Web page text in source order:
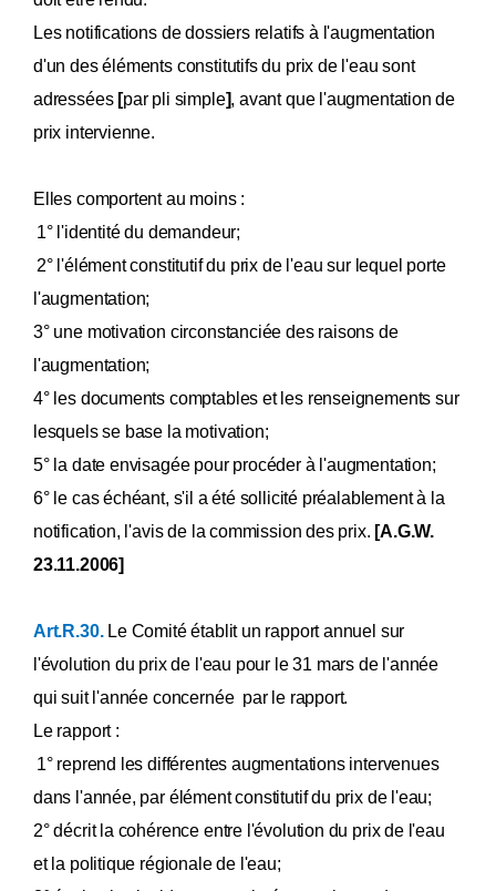
Les notifications de dossiers relatifs à l'augmentation
d'un des éléments constitutifs du prix de l'eau sont
adressées [par pli simple], avant que l'augmentation de
prix intervienne.
Elles comportent au moins :
1° l'identité du demandeur;
2° l'élément constitutif du prix de l'eau sur lequel porte
l'augmentation;
3° une motivation circonstanciée des raisons de
l'augmentation;
4° les documents comptables et les renseignements sur
lesquels se base la motivation;
5° la date envisagée pour procéder à l'augmentation;
6° le cas échéant, s'il a été sollicité préalablement à la
notification, l'avis de la commission des prix. [A.G.W.
23.11.2006]
Art.R.30. Le Comité établit un rapport annuel sur
l'évolution du prix de l'eau pour le 31 mars de l'année
qui suit l'année concernée par le rapport.
Le rapport :
1° reprend les différentes augmentations intervenues
dans l'année, par élément constitutif du prix de l'eau;
2° décrit la cohérence entre l'évolution du prix de l'eau
et la politique régionale de l'eau;